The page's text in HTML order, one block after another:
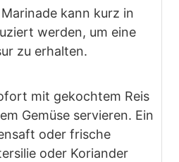
kann kurz in
werden, um eine
zu erhalten.
mit gekochtem Reis
Gemüse servieren. Ein
oder frische
oder Koriander